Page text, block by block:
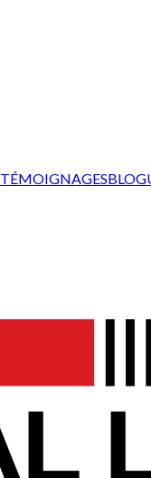
TÉMOIGNAGES